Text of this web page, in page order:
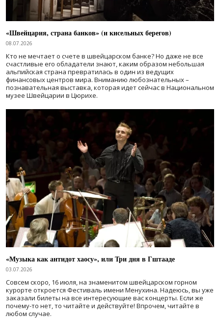
«Швейцария, страна банков» (и кисельных берегов)
08.07.2026
Кто не мечтает о счете в швейцарском банке? Но даже не все
счастливые его обладатели знают, каким образом небольшая
альпийская страна превратилась в один из ведущих
финансовых центров мира. Вниманию любознательных –
познавательная выставка, которая идет сейчас в Национальном
музее Швейцарии в Цюрихе.
«Музыка как антидот хаосу», или Три дня в Гштааде
03.07.2026
Совсем скоро, 16 июля, на знаменитом швейцарском горном
курорте откроется Фестиваль имени Менухина. Надеюсь, вы уже
заказали билеты на все интересующие вас концерты. Если же
почему-то нет, то читайте и действуйте! Впрочем, читайте в
любом случае.